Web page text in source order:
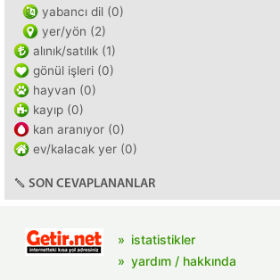
yabancı dil (0)
yer/yön (2)
alınık/satılık (1)
gönül işleri (0)
hayvan (0)
kayıp (0)
kan aranıyor (0)
ev/kalacak yer (0)
SON CEVAPLANANLAR
istatistikler
yardım / hakkında